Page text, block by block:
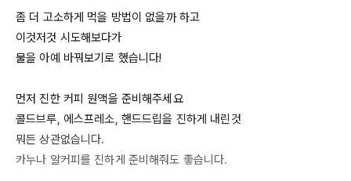
좀 더 고소하게 먹을 방법이 없을까 하고
이것저것 시도해보다가
물을 아예 바꿔보기로 했습니다!
먼저 진한 커피 원액을 준비해주세요
콜드브루, 에스프레소, 핸드드립을 진하게 내린것
뭐든 상관없습니다.
카누나 알커피를 진하게 준비해줘도 좋습니다.